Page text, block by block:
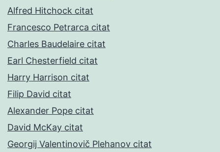
Alfred Hitchock citat
Francesco Petrarca citat
Charles Baudelaire citat
Earl Chesterfield citat
Harry Harrison citat
Filip David citat
Alexander Pope citat
David McKay citat
Georgij Valentinovič Plehanov citat